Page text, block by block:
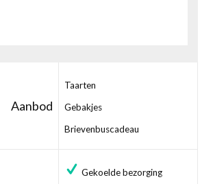
Aanbod
Taarten
Gebakjes
Brievenbuscadeau
Gekoelde bezorging